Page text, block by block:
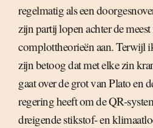
regelmatig als een
zijn partij lopen achter de
complottheorieën aan. Terwijl
zijn betoog dat met elke zin
gaat over de grot van Plato en
regering heeft om de QR-
dreigende stikstof- en